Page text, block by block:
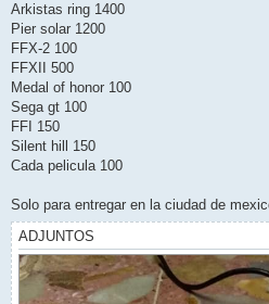
Arkistas ring 1400
Pier solar 1200
FFX-2 100
FFXII 500
Medal of honor 100
Sega gt 100
FFI 150
Silent hill 150
Cada pelicula 100
Solo para entregar en la ciudad de
ADJUNTOS